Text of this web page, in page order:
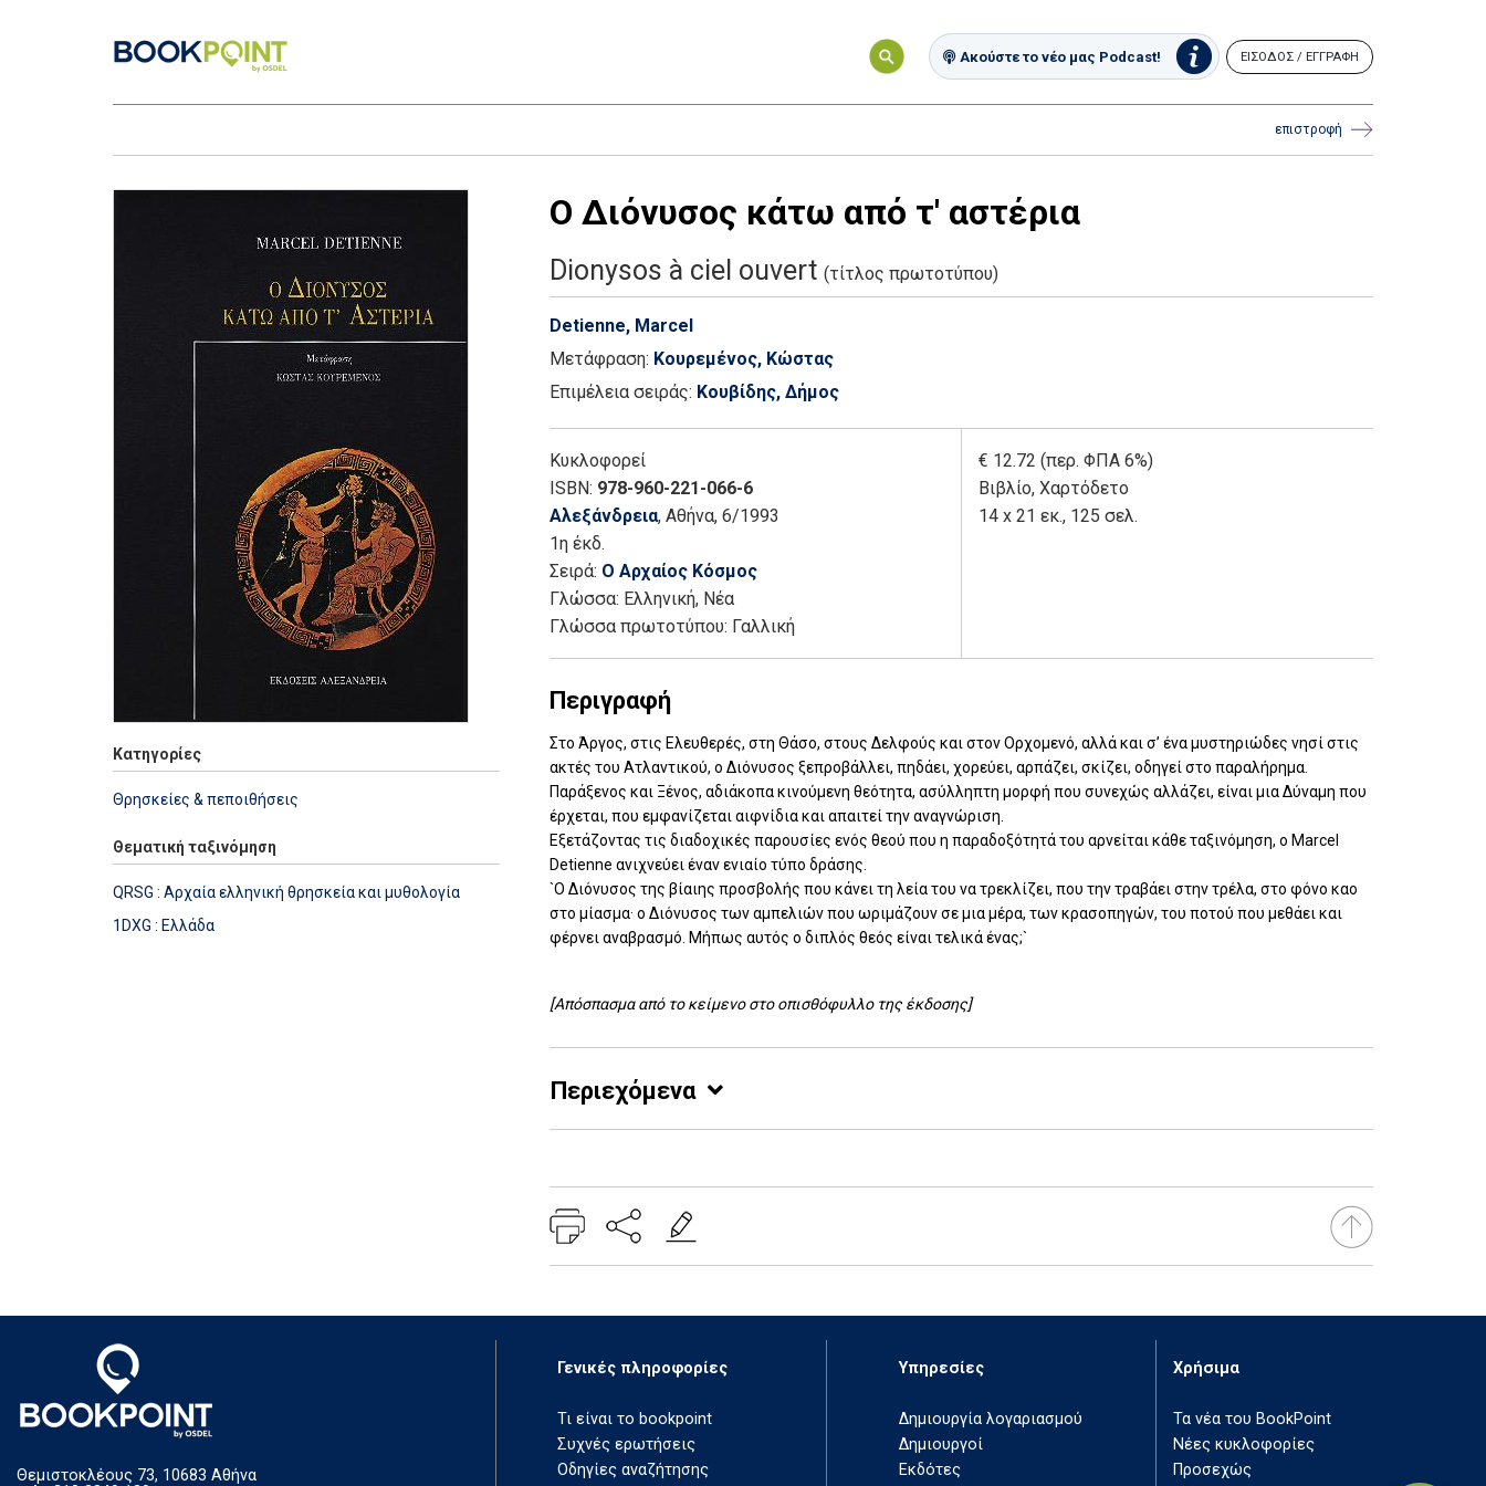
Ακούστε το νέο μας Podcast! ΕΙΣΟΔΟΣ / ΕΓΓΡΑΦΗ
επιστροφή
Κατηγορίες
Θρησκείες & πεποιθήσεις
Θεματική ταξινόμηση
QRSG : Αρχαία ελληνική θρησκεία και μυθολογία
1DXG : Ελλάδα
Ο Διόνυσος κάτω από τ' αστέρια
Dionysos à ciel ouvert (τίτλος πρωτοτύπου)
Detienne, Marcel
Μετάφραση: Κουρεμένος, Κώστας
Επιμέλεια σειράς: Κουβίδης, Δήμος
Κυκλοφορεί
ISBN: 978-960-221-066-6
Αλεξάνδρεια, Αθήνα, 6/1993
1η έκδ.
Σειρά: Ο Αρχαίος Κόσμος
Γλώσσα: Ελληνική, Νέα
Γλώσσα πρωτοτύπου: Γαλλική
€ 12.72 (περ. ΦΠΑ 6%)
Βιβλίο, Χαρτόδετο
14 x 21 εκ., 125 σελ.
Περιγραφή
Στο Άργος, στις Ελευθερές, στη Θάσο, στους Δελφούς και στον Ορχομενό, αλλά και σ’ ένα μυστηριώδες νησί στις
ακτές του Ατλαντικού, ο Διόνυσος ξεπροβάλλει, πηδάει, χορεύει, αρπάζει, σκίζει, οδηγεί στο παραλήρημα.
Παράξενος και Ξένος, αδιάκοπα κινούμενη θεότητα, ασύλληπτη μορφή που συνεχώς αλλάζει, είναι μια Δύναμη που
έρχεται, που εμφανίζεται αιφνίδια και απαιτεί την αναγνώριση.
Εξετάζοντας τις διαδοχικές παρουσίες ενός θεού που η παραδοξότητά του αρνείται κάθε ταξινόμηση, ο Marcel
Detienne ανιχνεύει έναν ενιαίο τύπο δράσης.
`Ο Διόνυσος της βίαιης προσβολής που κάνει τη λεία του να τρεκλίζει, που την τραβάει στην τρέλα, στο φόνο καο
στο μίασμα· ο Διόνυσος των αμπελιών που ωριμάζουν σε μια μέρα, των κρασοπηγών, του ποτού που μεθάει και
φέρνει αναβρασμό. Μήπως αυτός ο διπλός θεός είναι τελικά ένας;`
[Απόσπασμα από το κείμενο στο οπισθόφυλλο της έκδοσης]
Περιεχόμενα
Θεμιστοκλέους 73, 10683 Αθήνα
Γενικές πληροφορίες
Τι είναι το bookpoint
Συχνές ερωτήσεις
Οδηγίες αναζήτησης
Υπηρεσίες
Δημιουργία λογαριασμού
Δημιουργοί
Εκδότες
Χρήσιμα
Τα νέα του BookPoint
Νέες κυκλοφορίες
Προσεχώς